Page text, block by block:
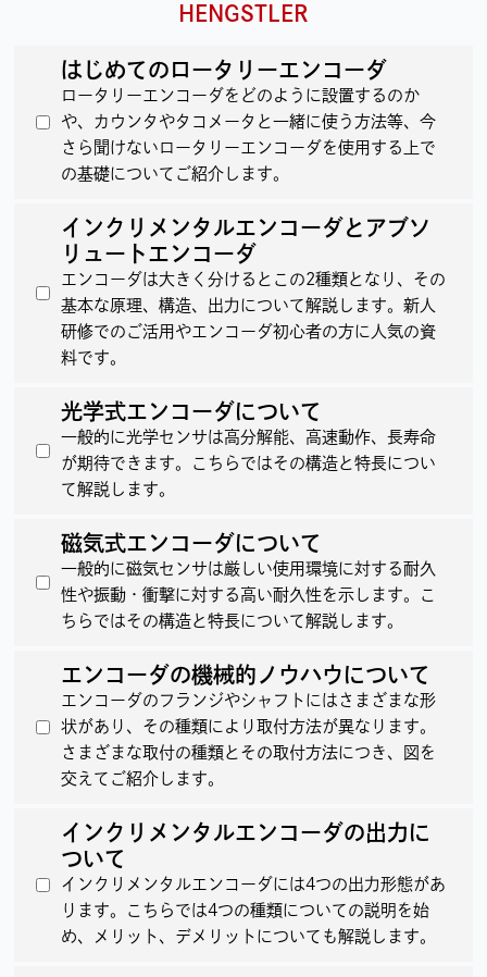
HENGSTLER
はじめてのロータリーエンコーダ
ロータリーエンコーダをどのように設置するのか
や、カウンタやタコメータと一緒に使う方法等、今
さら聞けないロータリーエンコーダを使用する上で
の基礎についてご紹介します。
インクリメンタルエンコーダとアブソ
リュートエンコーダ
エンコーダは大きく分けるとこの2種類となり、その
基本な原理、構造、出力について解説します。新人
研修でのご活用やエンコーダ初心者の方に人気の資
料です。
光学式エンコーダについて
一般的に光学センサは高分解能、高速動作、長寿命
が期待できます。こちらではその構造と特長につい
て解説します。
磁気式エンコーダについて
一般的に磁気センサは厳しい使用環境に対する耐久
性や振動・衝撃に対する高い耐久性を示します。こ
ちらではその構造と特長について解説します。
エンコーダの機械的ノウハウについて
エンコーダのフランジやシャフトにはさまざまな形
状があり、その種類により取付方法が異なります。
さまざまな取付の種類とその取付方法につき、図を
交えてご紹介します。
インクリメンタルエンコーダの出力に
ついて
インクリメンタルエンコーダには4つの出力形態があ
ります。こちらでは4つの種類についての説明を始
め、メリット、デメリットについても解説します。